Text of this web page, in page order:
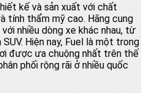
kế và sản xuất với chất
tính thẩm mỹ cao. Hãng cung
nhiều dòng xe khác nhau, từ
Hiện nay, Fuel là một trong
được ưa chuộng nhất trên thế
phối rộng rãi ở nhiều quốc